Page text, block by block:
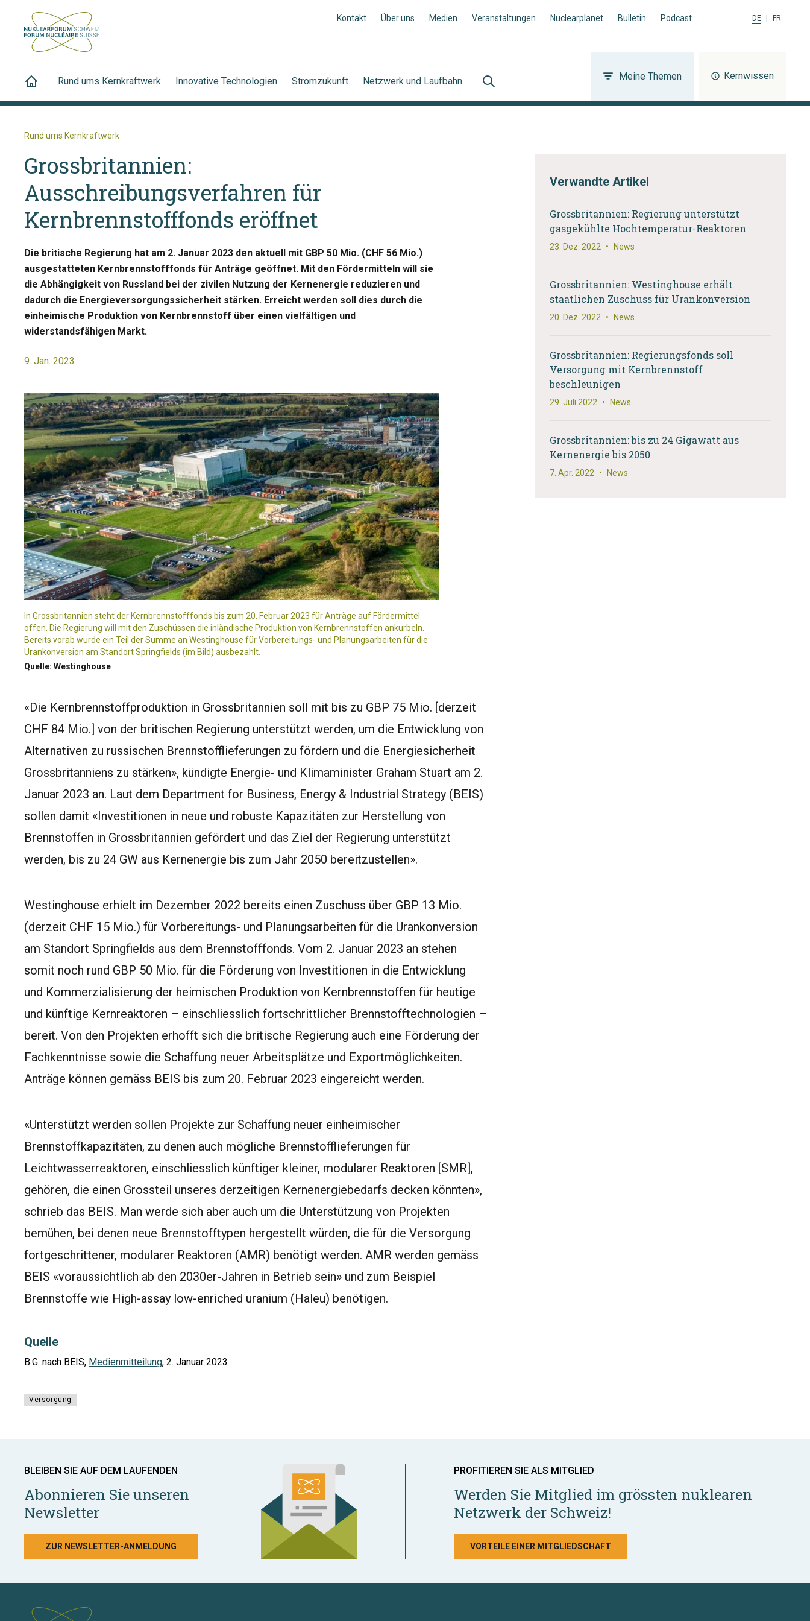
Kontakt Über uns Medien Veranstaltungen Nuclearplanet Bulletin Podcast DE FR
Rund ums Kernkraftwerk Innovative Technologien Stromzukunft Netzwerk und Laufbahn Meine Themen Kernwissen
Rund ums Kernkraftwerk
Grossbritannien:
Ausschreibungsverfahren für
Kernbrennstofffonds eröffnet
Die britische Regierung hat am 2. Januar 2023 den aktuell mit GBP 50 Mio. (CHF 56 Mio.)
ausgestatteten Kernbrennstofffonds für Anträge geöffnet. Mit den Fördermitteln will sie
die Abhängigkeit von Russland bei der zivilen Nutzung der Kernenergie reduzieren und
dadurch die Energieversorgungssicherheit stärken. Erreicht werden soll dies durch die
einheimische Produktion von Kernbrennstoff über einen vielfältigen und
widerstandsfähigen Markt.
9. Jan. 2023
In Grossbritannien steht der Kernbrennstofffonds bis zum 20. Februar 2023 für Anträge auf Fördermittel
offen. Die Regierung will mit den Zuschüssen die inländische Produktion von Kernbrennstoffen ankurbeln.
Bereits vorab wurde ein Teil der Summe an Westinghouse für Vorbereitungs- und Planungsarbeiten für die
Urankonversion am Standort Springfields (im Bild) ausbezahlt.
Quelle: Westinghouse
«Die Kernbrennstoffproduktion in Grossbritannien soll mit bis zu GBP 75 Mio. [derzeit
CHF 84 Mio.] von der britischen Regierung unterstützt werden, um die Entwicklung von
Alternativen zu russischen Brennstofflieferungen zu fördern und die Energiesicherheit
Grossbritanniens zu stärken», kündigte Energie- und Klimaminister Graham Stuart am 2.
Januar 2023 an. Laut dem Department for Business, Energy & Industrial Strategy (BEIS)
sollen damit «Investitionen in neue und robuste Kapazitäten zur Herstellung von
Brennstoffen in Grossbritannien gefördert und das Ziel der Regierung unterstützt
werden, bis zu 24 GW aus Kernenergie bis zum Jahr 2050 bereitzustellen».
Westinghouse erhielt im Dezember 2022 bereits einen Zuschuss über GBP 13 Mio.
(derzeit CHF 15 Mio.) für Vorbereitungs- und Planungsarbeiten für die Urankonversion
am Standort Springfields aus dem Brennstofffonds. Vom 2. Januar 2023 an stehen
somit noch rund GBP 50 Mio. für die Förderung von Investitionen in die Entwicklung
und Kommerzialisierung der heimischen Produktion von Kernbrennstoffen für heutige
und künftige Kernreaktoren – einschliesslich fortschrittlicher Brennstofftechnologien –
bereit. Von den Projekten erhofft sich die britische Regierung auch eine Förderung der
Fachkenntnisse sowie die Schaffung neuer Arbeitsplätze und Exportmöglichkeiten.
Anträge können gemäss BEIS bis zum 20. Februar 2023 eingereicht werden.
«Unterstützt werden sollen Projekte zur Schaffung neuer einheimischer
Brennstoffkapazitäten, zu denen auch mögliche Brennstofflieferungen für
Leichtwasserreaktoren, einschliesslich künftiger kleiner, modularer Reaktoren [SMR],
gehören, die einen Grossteil unseres derzeitigen Kernenergiebedarfs decken könnten»,
schrieb das BEIS. Man werde sich aber auch um die Unterstützung von Projekten
bemühen, bei denen neue Brennstofftypen hergestellt würden, die für die Versorgung
fortgeschrittener, modularer Reaktoren (AMR) benötigt werden. AMR werden gemäss
BEIS «voraussichtlich ab den 2030er-Jahren in Betrieb sein» und zum Beispiel
Brennstoffe wie High-assay low-enriched uranium (Haleu) benötigen.
Quelle
B.G. nach BEIS, Medienmitteilung, 2. Januar 2023
Versorgung
Verwandte Artikel
Grossbritannien: Regierung unterstützt
gasgekühlte Hochtemperatur-Reaktoren
23. Dez. 2022 • News
Grossbritannien: Westinghouse erhält
staatlichen Zuschuss für Urankonversion
20. Dez. 2022 • News
Grossbritannien: Regierungsfonds soll
Versorgung mit Kernbrennstoff
beschleunigen
29. Juli 2022 • News
Grossbritannien: bis zu 24 Gigawatt aus
Kernenergie bis 2050
7. Apr. 2022 • News
BLEIBEN SIE AUF DEM LAUFENDEN
Abonnieren Sie unseren
Newsletter
ZUR NEWSLETTER-ANMELDUNG
PROFITIEREN SIE ALS MITGLIED
Werden Sie Mitglied im grössten nuklearen
Netzwerk der Schweiz!
VORTEILE EINER MITGLIEDSCHAFT